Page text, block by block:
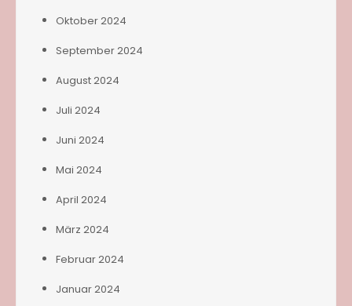
Oktober 2024
September 2024
August 2024
Juli 2024
Juni 2024
Mai 2024
April 2024
März 2024
Februar 2024
Januar 2024